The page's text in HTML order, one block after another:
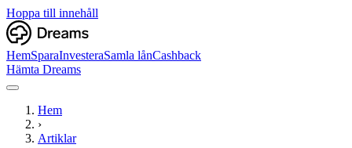
Hoppa till innehåll
HemSparaInvesteraSamla lånCashback
Hämta Dreams
Hem
›
Artiklar